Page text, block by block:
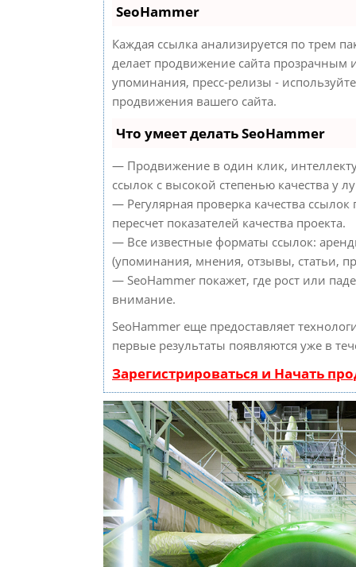
SeoHammer
Каждая ссылка анализируется по трем
делает продвижение сайта прозрачным
упоминания, пресс-релизы -
продвижения вашего сайта.
Что умеет делать SeoHammer
— Продвижение в один клик,
ссылок с высокой степенью качества у
— Регулярная проверка качества
пересчет показателей качества проекта.
— Все известные форматы ссылок:
(упоминания, мнения, отзывы, статьи,
— SeoHammer покажет, где рост или
внимание.
SeoHammer еще предоставляет
первые результаты появляются уже в
Зарегистрироваться и Начать